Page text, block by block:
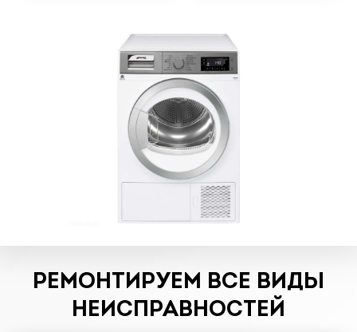
РЕМОНТИРУЕМ ВСЕ ВИДЫ
НЕИСПРАВНОСТЕЙ